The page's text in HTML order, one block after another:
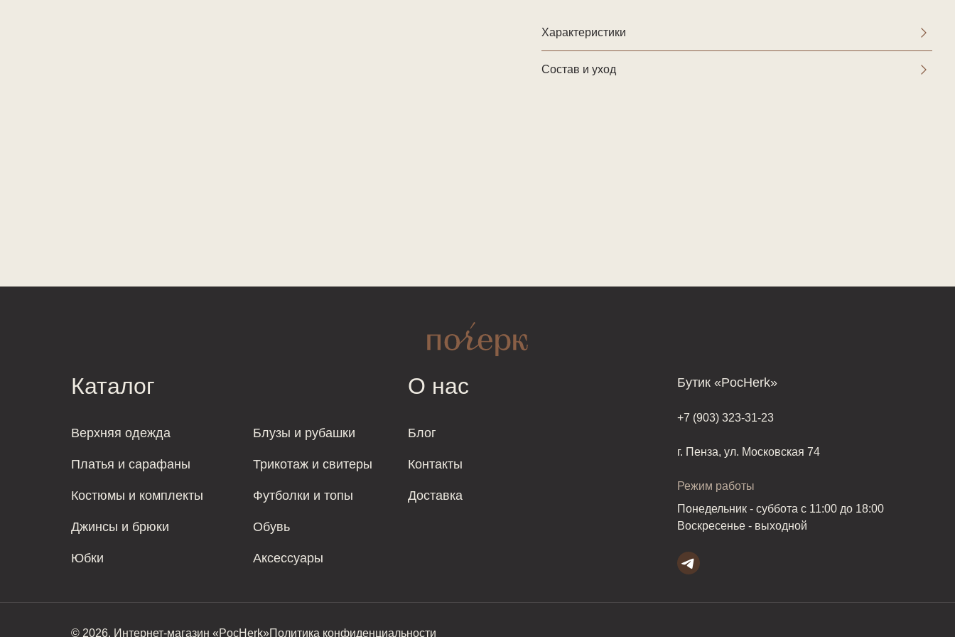
Характеристики
Состав и уход
Каталог
Верхняя одежда
Платья и сарафаны
Костюмы и комплекты
Джинсы и брюки
Юбки
Блузы и рубашки
Трикотаж и свитеры
Футболки и топы
Обувь
Аксессуары
О нас
Блог
Контакты
Доставка
Бутик «PocHerk»
+7 (903) 323-31-23
г. Пенза, ул. Московская 74
Режим работы
Понедельник - суббота с 11:00 до 18:00
Воскресенье - выходной
© 2026. Интернет-магазин «PocHerk»Политика конфиденциальности